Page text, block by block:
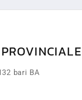
bari BA